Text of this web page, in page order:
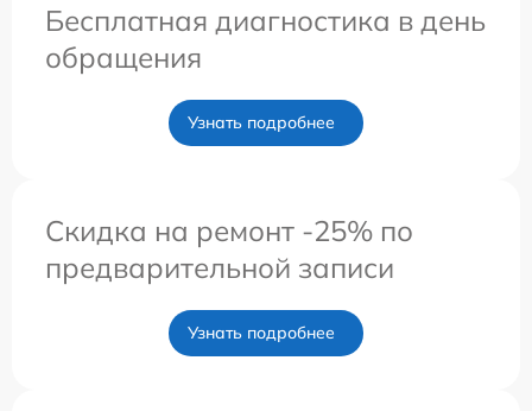
Бесплатная диагностика в день
обращения
Узнать подробнее
Скидка на ремонт -25% по
предварительной записи
Узнать подробнее